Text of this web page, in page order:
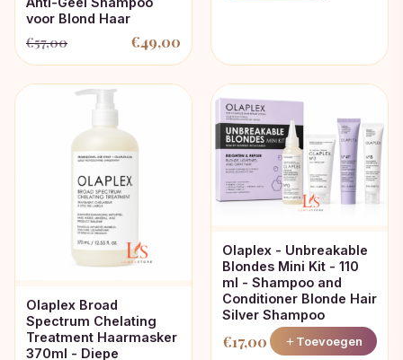
voor Blond Haar
€57,00
Oorspronkelijke
€49,00
Huidige
prijs
prijs
Olaplex Broad
Spectrum Chelating
Treatment Haarmasker
370ml - Diepe
Olaplex - Unbreakable
Blondes Mini Kit - 110
ml - Shampoo and
Conditioner Blonde Hair
Silver Shampoo
€17,00 Toevoegen